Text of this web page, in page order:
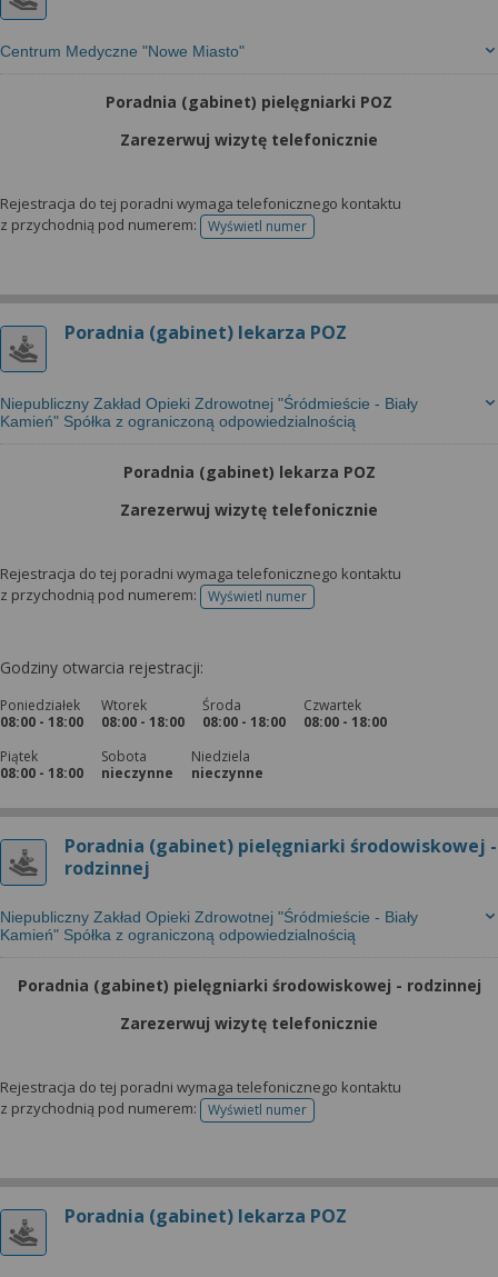
Centrum Medyczne "Nowe Miasto"
Poradnia (gabinet) pielęgniarki POZ
Zarezerwuj wizytę telefonicznie
Rejestracja do tej poradni wymaga telefonicznego kontaktu
z przychodnią pod numerem:
Wyświetl numertelefonu do rejestracji
Poradnia (gabinet) lekarza POZ
Niepubliczny Zakład Opieki Zdrowotnej "Śródmieście - Biały
Kamień" Spółka z ograniczoną odpowiedzialnością
Poradnia (gabinet) lekarza POZ
Zarezerwuj wizytę telefonicznie
Rejestracja do tej poradni wymaga telefonicznego kontaktu
z przychodnią pod numerem:
Wyświetl numertelefonu do rejestracji
Godziny otwarcia rejestracji:
Poniedziałek
08:00 - 18:00
Wtorek
08:00 - 18:00
Środa
08:00 - 18:00
Czwartek
08:00 - 18:00
Piątek
08:00 - 18:00
Sobota
nieczynne
Niedziela
nieczynne
Poradnia (gabinet) pielęgniarki środowiskowej -
rodzinnej
Niepubliczny Zakład Opieki Zdrowotnej "Śródmieście - Biały
Kamień" Spółka z ograniczoną odpowiedzialnością
Poradnia (gabinet) pielęgniarki środowiskowej - rodzinnej
Zarezerwuj wizytę telefonicznie
Rejestracja do tej poradni wymaga telefonicznego kontaktu
z przychodnią pod numerem:
Wyświetl numertelefonu do rejestracji
Poradnia (gabinet) lekarza POZ